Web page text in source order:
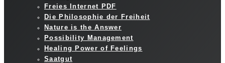
Freies Internet PDF
Die Philosophie der Freiheit
Nature is the Answer
Possibility Management
Healing Power of Feelings
Saatgut